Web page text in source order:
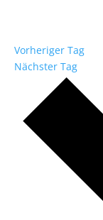
Vorheriger Tag
Nächster Tag